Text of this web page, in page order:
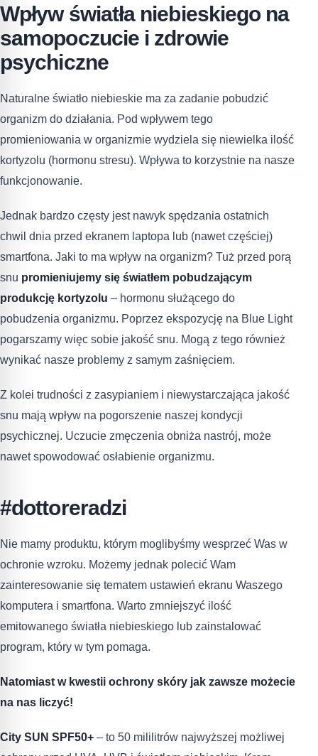
Wpływ światła niebieskiego na
samopoczucie i zdrowie
psychiczne
Naturalne światło niebieskie ma za zadanie pobudzić
organizm do działania. Pod wpływem tego
promieniowania w organizmie wydziela się niewielka ilość
kortyzolu (hormonu stresu). Wpływa to korzystnie na nasze
funkcjonowanie.
Jednak bardzo częsty jest nawyk spędzania ostatnich
chwil dnia przed ekranem laptopa lub (nawet częściej)
smartfona. Jaki to ma wpływ na organizm? Tuż przed porą
snu promieniujemy się światłem pobudzającym
produkcję kortyzolu – hormonu służącego do
pobudzenia organizmu. Poprzez ekspozycję na Blue Light
pogarszamy więc sobie jakość snu. Mogą z tego również
wynikać nasze problemy z samym zaśnięciem.
Z kolei trudności z zasypianiem i niewystarczająca jakość
snu mają wpływ na pogorszenie naszej kondycji
psychicznej. Uczucie zmęczenia obniża nastrój, może
nawet spowodować osłabienie organizmu.
#dottoreradzi
Nie mamy produktu, którym moglibyśmy wesprzeć Was w
ochronie wzroku. Możemy jednak polecić Wam
zainteresowanie się tematem ustawień ekranu Waszego
komputera i smartfona. Warto zmniejszyć ilość
emitowanego światła niebieskiego lub zainstalować
program, który w tym pomaga.
Natomiast w kwestii ochrony skóry jak zawsze możecie
na nas liczyć!
City SUN SPF50+ – to 50 mililitrów najwyższej możliwej